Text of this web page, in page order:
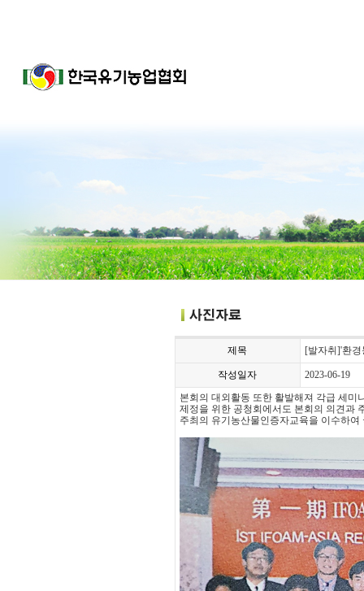
제목 [발자취]'환경
작성일자
2023-06-19
본회의 대외활동 또한 활발해져 각급 세미
제정을 위한 공청회에서도 본회의 의견과
주최의 유기농산물인증자교육을 이수하